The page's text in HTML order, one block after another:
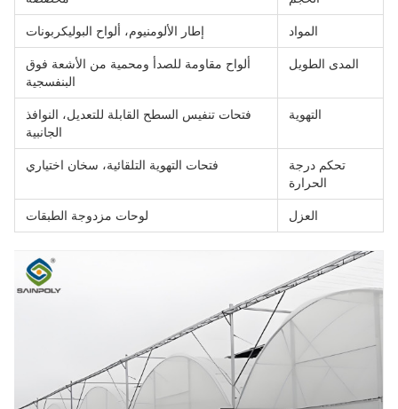
المواد إطار الألومنيوم، ألواح البوليكربونات
المدى الطويل
ألواح مقاومة للصدأ ومحمية من الأشعة فوق
البنفسجية
التهوية
فتحات تنفيس السطح القابلة للتعديل، النوافذ
الجانبية
تحكم درجة
الحرارة
فتحات التهوية التلقائية، سخان اختياري
العزل لوحات مزدوجة الطبقات